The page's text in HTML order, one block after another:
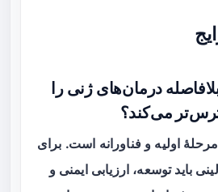
بلافاصله درمان‌های ژنی را
می‌کند؟
اولیه و فناورانه است. برای
باید توسعه، ارزیابی ایمنی و